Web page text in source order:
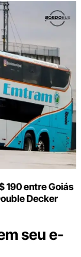
190 entre Goiás
Decker
seu e-